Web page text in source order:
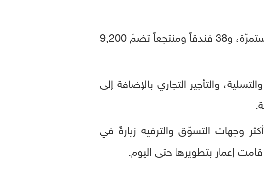
ولدى الشركة حوالي 1.4 مليون متر مربّع من الأصول التي تولّد إيرادات مستمرّة، و38 فندقاً ومنتجعاً تضمّ 9,200
والتأجير التجاري بالإضافة إلى
وجهات التسوّق والترفيه زيارةً في
قامت إعمار بتطويرها حتى اليوم.